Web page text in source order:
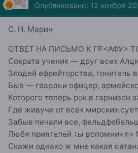
Опубликовано: 12 ноября
С. Н. Марин
ОТВЕТ НА ПИСЬМО К ГР<АФУ>
Сократа ученик — друг всех
Злодей ефрейторства, гонитель
Быв — гвардьи офицер,
Которого теперь рок в гарнизон
Где живучи от всех мирских
Забыв печали все,
Любя приятелей ты вспомни<л>
Скажи однако ж мне какая